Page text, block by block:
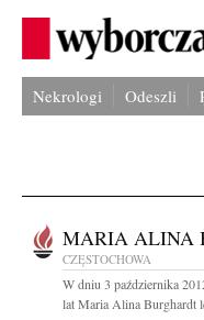
Nekrologi Odeszli
MARIA ALINA
CZĘSTOCHOWA
W dniu 3 października
lat Maria Alina Burghardt